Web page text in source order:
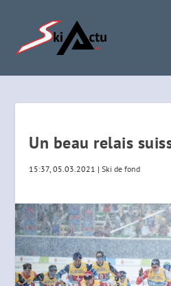
Un beau relais
15:37, 05.03.2021 |Ski de fond